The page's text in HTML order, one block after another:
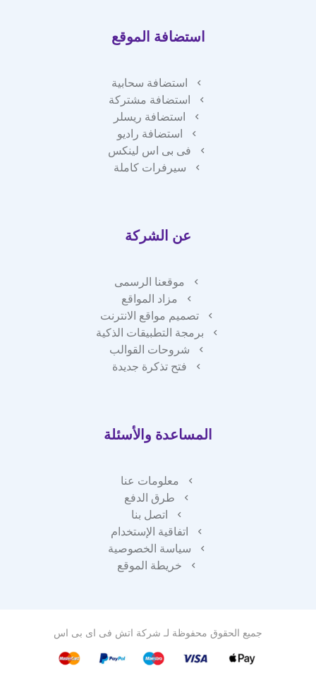
استضافة الموقع
استضافة سحابية
استضافة مشتركة
استضافة ريسلر
استضافة راديو
فى بى اس لينكس
سيرفرات كاملة
عن الشركة
موقعنا الرسمى
مزاد المواقع
تصميم مواقع الانترنت
برمجة التطبيقات الذكية
شروحات القوالب
فتح تذكرة جديدة
المساعدة والأسئلة
معلومات عنا
طرق الدفع
اتصل بنا
اتفاقية الإستخدام
سياسة الخصوصية
خريطة الموقع
جميع الحقوق محفوظة لـ شركة اتش فى اى بى اس